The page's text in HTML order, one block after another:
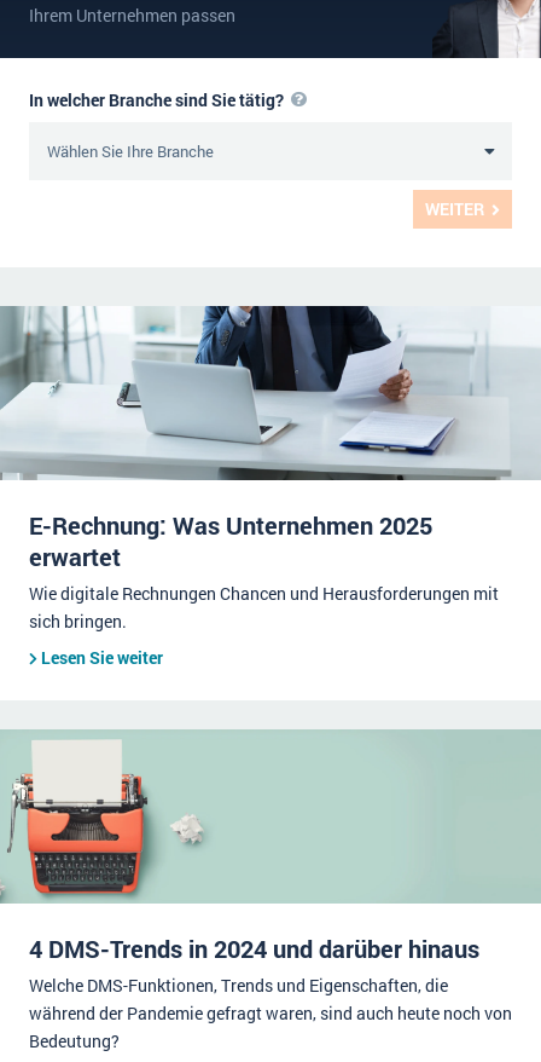
Ihrem Unternehmen passen
WEITER
In welcher Branche sind Sie tätig?
E-Rechnung: Was Unternehmen 2025
erwartet
Wie digitale Rechnungen Chancen und Herausforderungen mit
sich bringen.
Lesen Sie weiter
4 DMS-Trends in 2024 und darüber hinaus
Welche DMS-Funktionen, Trends und Eigenschaften, die
während der Pandemie gefragt waren, sind auch heute noch von
Bedeutung?